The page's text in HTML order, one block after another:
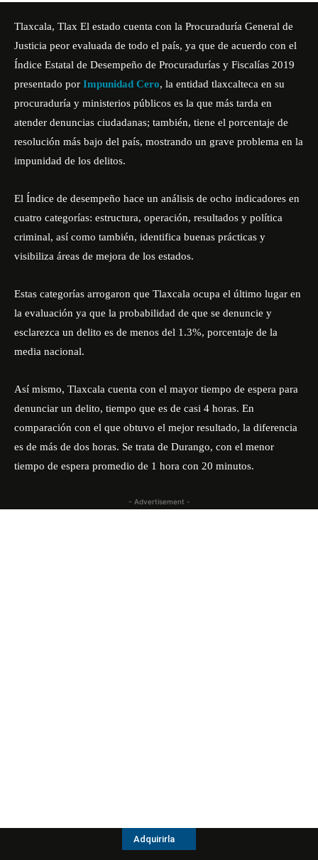
Tlaxcala, Tlax El estado cuenta con la Procuraduría General de
Justicia peor evaluada de todo el país, ya que de acuerdo con el
Índice Estatal de Desempeño de Procuradurías y Fiscalías 2019
presentado por Impunidad Cero, la entidad tlaxcalteca en su
procuraduría y ministerios públicos es la que más tarda en
atender denuncias ciudadanas; también, tiene el porcentaje de
resolución más bajo del país, mostrando un grave problema en la
impunidad de los delitos.
El Índice de desempeño hace un análisis de ocho indicadores en
cuatro categorías: estructura, operación, resultados y política
criminal, así como también, identifica buenas prácticas y
visibiliza áreas de mejora de los estados.
Estas categorías arrogaron que Tlaxcala ocupa el último lugar en
la evaluación ya que la probabilidad de que se denuncie y
esclarezca un delito es de menos del 1.3%, porcentaje de la
media nacional.
Así mismo, Tlaxcala cuenta con el mayor tiempo de espera para
denunciar un delito, tiempo que es de casi 4 horas. En
comparación con el que obtuvo el mejor resultado, la diferencia
es de más de dos horas. Se trata de Durango, con el menor
tiempo de espera promedio de 1 hora con 20 minutos.
- Advertisement -
Adquirirla